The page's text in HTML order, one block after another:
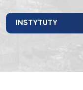
INSTYTUTY